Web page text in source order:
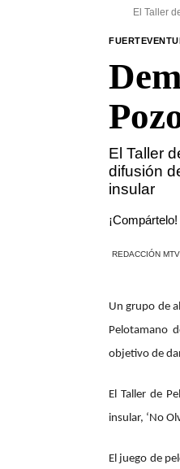
El Taller
El Taller
difusión
insular
¡Compártelo!
REDACCIÓN MTV
Un grupo de
Pelotamano
objetivo de
El Taller de
insular, ‘No
El juego de